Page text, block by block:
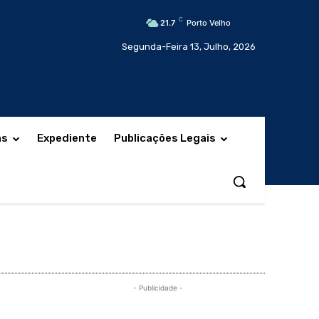
21.7 C Porto Velho
Segunda-Feira 13, Julho, 2026
Expediente Publicações Legais
- Publicidade -